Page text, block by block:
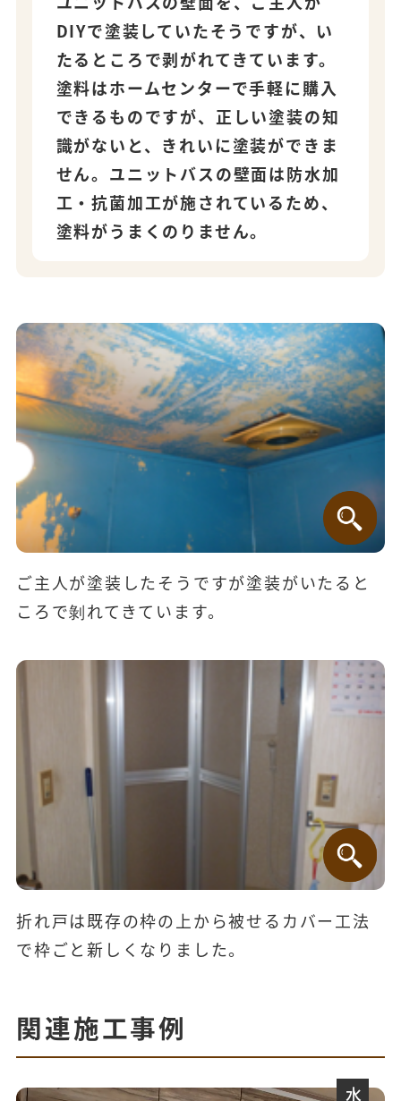
DIYで塗装していたそうですが、い
たるところで剥がれてきています。
塗料はホームセンターで手軽に購入
できるものですが、正しい塗装の知
識がないと、きれいに塗装ができま
せん。ユニットバスの壁面は防水加
工・抗菌加工が施されているため、
塗料がうまくのりません。
ご主人が塗装したそうですが塗装がいたると
ころで剝れてきています。
折れ戸は既存の枠の上から被せるカバー工法
で枠ごと新しくなりました。
関連施工事例